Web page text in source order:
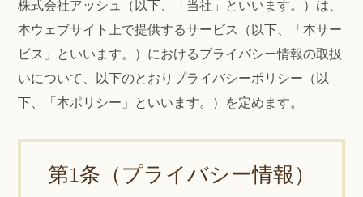
株式会社アッシュ（以下、「当社」といいます。）は、
本ウェブサイト上で提供するサービス（以下、「本サー
ビス」といいます。）におけるプライバシー情報の取扱
いについて、以下のとおりプライバシーポリシー（以
下、「本ポリシー」といいます。）を定めます。
第1条（プライバシー情報）